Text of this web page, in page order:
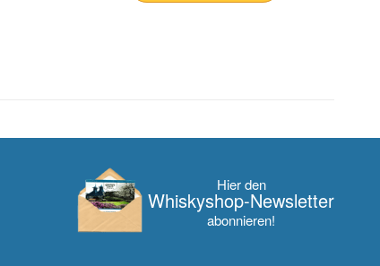
Hier den
Whisky­shop-Newsletter
abonnieren!